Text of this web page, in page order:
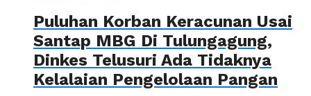
Puluhan Korban Keracunan Usai
Santap MBG Di Tulungagung,
Dinkes Telusuri Ada Tidaknya
Kelalaian Pengelolaan Pangan